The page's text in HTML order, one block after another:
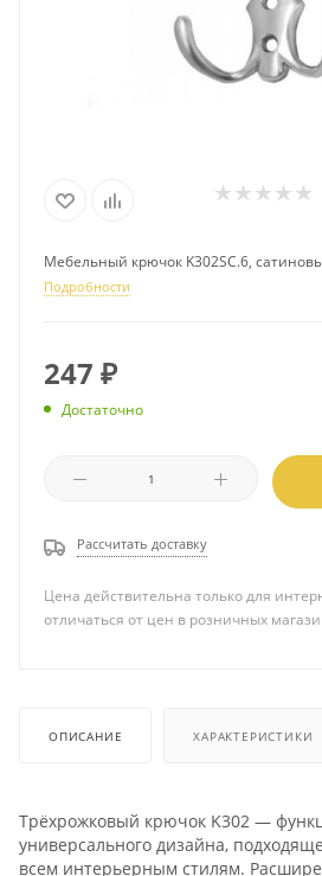
Мебельный крючок K302SC.6,
Подробности
247 ₽
Достаточно
Рассчитать доставку
Цена действительна только для
отличаться от цен в розничных
ОПИСАНИЕ ХАРАКТЕРИСТИКИ
Трёхрожковый крючок K302 —
универсального дизайна,
всем интерьерным стилям.